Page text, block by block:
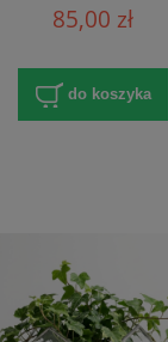
85,00 zł
do koszyka